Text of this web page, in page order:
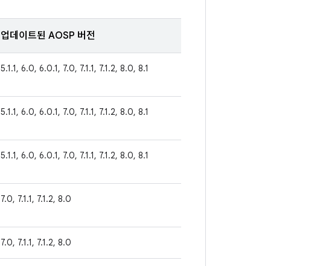
업데이트된 AOSP 버전
5.1.1, 6.0, 6.0.1, 7.0, 7.1.1, 7.1.2, 8.0, 8.1
5.1.1, 6.0, 6.0.1, 7.0, 7.1.1, 7.1.2, 8.0, 8.1
5.1.1, 6.0, 6.0.1, 7.0, 7.1.1, 7.1.2, 8.0, 8.1
7.0, 7.1.1, 7.1.2, 8.0
7.0, 7.1.1, 7.1.2, 8.0